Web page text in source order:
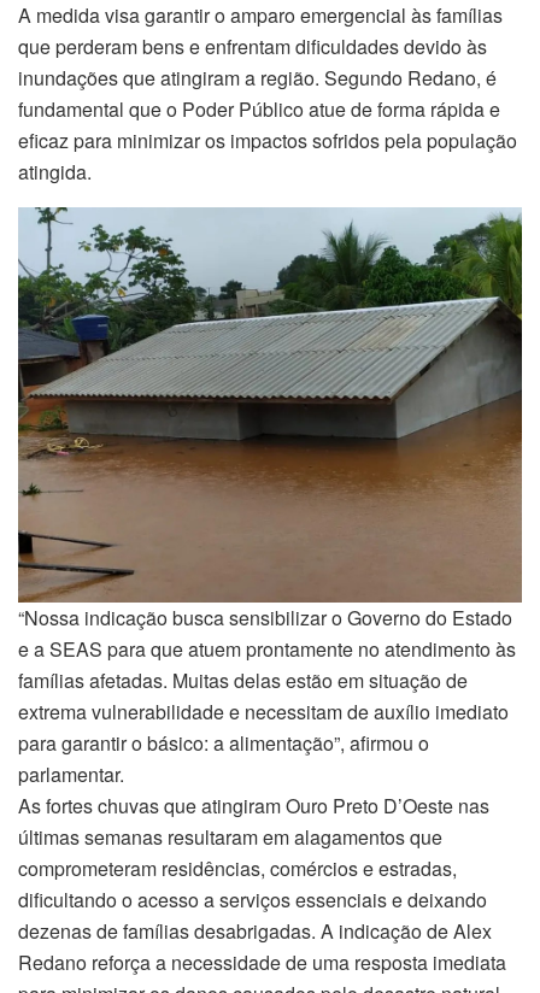
A medida visa garantir o amparo emergencial às famílias
que perderam bens e enfrentam dificuldades devido às
inundações que atingiram a região. Segundo Redano, é
fundamental que o Poder Público atue de forma rápida e
eficaz para minimizar os impactos sofridos pela população
atingida.
“Nossa indicação busca sensibilizar o Governo do Estado
e a SEAS para que atuem prontamente no atendimento às
famílias afetadas. Muitas delas estão em situação de
extrema vulnerabilidade e necessitam de auxílio imediato
para garantir o básico: a alimentação”, afirmou o
parlamentar.
As fortes chuvas que atingiram Ouro Preto D’Oeste nas
últimas semanas resultaram em alagamentos que
comprometeram residências, comércios e estradas,
dificultando o acesso a serviços essenciais e deixando
dezenas de famílias desabrigadas. A indicação de Alex
Redano reforça a necessidade de uma resposta imediata